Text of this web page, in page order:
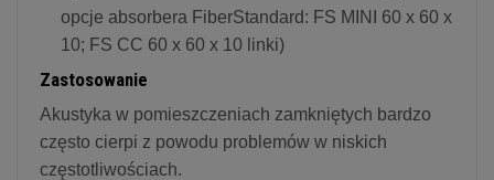
opcje absorbera FiberStandard: FS MINI 60 x 60 x
10; FS CC 60 x 60 x 10 linki)
Zastosowanie
Akustyka w pomieszczeniach zamkniętych bardzo
często cierpi z powodu problemów w niskich
częstotliwościach.